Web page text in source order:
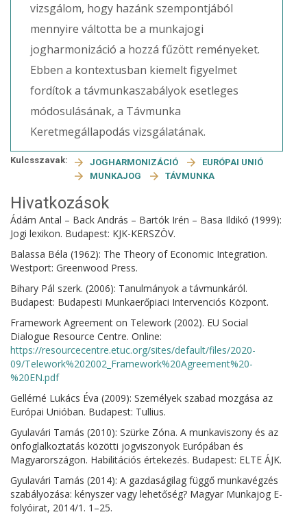
vizsgálom, hogy hazánk szempontjából
mennyire váltotta be a munkajogi
jogharmonizáció a hozzá fűzött reményeket.
Ebben a kontextusban kiemelt figyelmet
fordítok a távmunkaszabályok esetleges
módosulásának, a Távmunka
Keretmegállapodás vizsgálatának.
Kulcsszavak: JOGHARMONIZÁCIÓ
EURÓPAI UNIÓ
MUNKAJOG
TÁVMUNKA
Hivatkozások
Ádám Antal – Back András – Bartók Irén – Basa Ildikó (1999):
Jogi lexikon. Budapest: KJK-KERSZÖV.
Balassa Béla (1962): The Theory of Economic Integration.
Westport: Greenwood Press.
Bihary Pál szerk. (2006): Tanulmányok a távmunkáról.
Budapest: Budapesti Munkaerőpiaci Intervenciós Központ.
Framework Agreement on Telework (2002). EU Social
Dialogue Resource Centre. Online:
https://resourcecentre.etuc.org/sites/default/files/2020-
09/Telework%202002_Framework%20Agreement%20-
%20EN.pdf
Gellérné Lukács Éva (2009): Személyek szabad mozgása az
Európai Unióban. Budapest: Tullius.
Gyulavári Tamás (2010): Szürke Zóna. A munkaviszony és az
önfoglalkoztatás közötti jogviszonyok Európában és
Magyarországon. Habilitációs értekezés. Budapest: ELTE ÁJK.
Gyulavári Tamás (2014): A gazdaságilag függő munkavégzés
szabályozása: kényszer vagy lehetőség? Magyar Munkajog E-
folyóirat, 2014/1. 1–25.